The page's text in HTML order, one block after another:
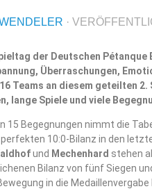
·
der Deutschen
Überraschungen,
Teams an diesem geteilten
lange Spiele und viele
15 Begegnungen nimmt die
10:0-Bilanz in den
und Mechenhard stehen
Bilanz von fünf Siegen
in die Medaillenvergabe